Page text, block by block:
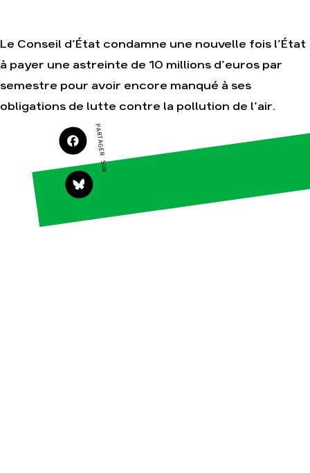
Agir
Faire un don
S'engager sur le
terrain
Agir au quotidien
Soutenir les
campagnes
ou partie de son
Nos
thématiques
Surproduction
Multinationales
Le Conseil d’État condamne une nouvelle fois l’État
à payer une astreinte de 10 millions d’euros par
semestre pour avoir encore manqué à ses
obligations de lutte contre la pollution de l’air.
PARTAGER SUR